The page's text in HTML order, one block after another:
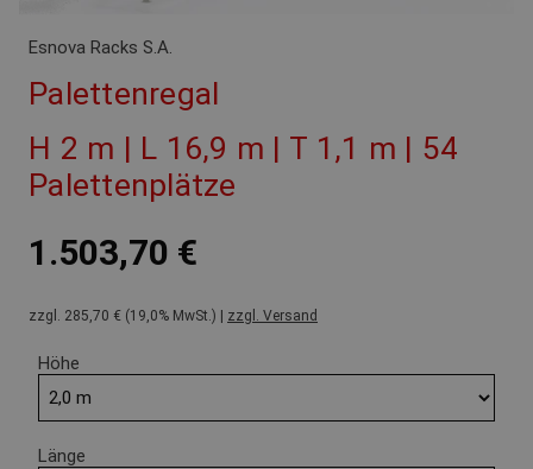
Esnova Racks S.A.
Palettenregal
H 2 m | L 16,9 m | T 1,1 m | 54
Palettenplätze
1.503,70 €
zzgl. 285,70 € (19,0% MwSt.) | zzgl. Versand
Höhe
Länge